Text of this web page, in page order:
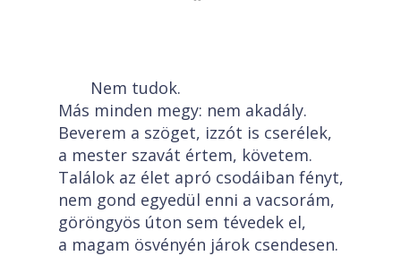
Nem tudok.
Más minden megy: nem akadály.
Beverem a szöget, izzót is cserélek,
a mester szavát értem, követem.
Találok az élet apró csodáiban fényt,
nem gond egyedül enni a vacsorám,
göröngyös úton sem tévedek el,
a magam ösvényén járok csendesen.